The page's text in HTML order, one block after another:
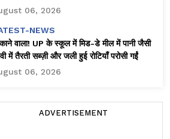
06, 2026
NEWS
वाला! UP के स्कूल में मिड-डे मील में पानी जैसी
में तैरती सब्ज़ी और जली हुई रोटियाँ परोसी गईं
06, 2026
ADVERTISEMENT